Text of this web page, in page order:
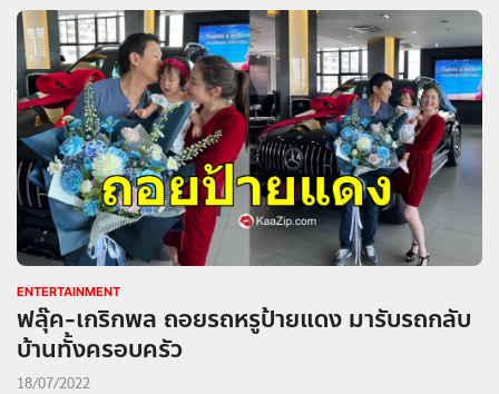
ENTERTAINMENT
ฟลุ๊ค-เกริกพล ถอยรถหรูป้ายแดง มารับรถกลับ
บ้านทั้งครอบครัว
18/07/2022